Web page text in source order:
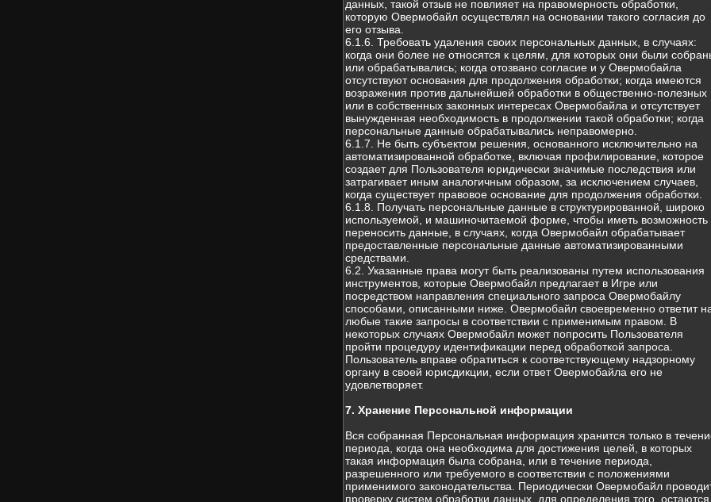
данных, такой отзыв не повлияет на правомерность обработки,
которую Овермобайл осуществлял на основании такого согласия до
его отзыва.
6.1.6. Требовать удаления своих персональных данных, в случаях:
когда они более не относятся к целям, для которых они были
или обрабатывались; когда отозвано согласие и у Овермобайла
отсутствуют основания для продолжения обработки; когда имеются
возражения против дальнейшей обработки в общественно-полезных
или в собственных законных интересах Овермобайла и отсутствует
вынужденная необходимость в продолжении такой обработки; когда
персональные данные обрабатывались неправомерно.
6.1.7. Не быть субъектом решения, основанного исключительно на
автоматизированной обработке, включая профилирование, которое
создает для Пользователя юридически значимые последствия или
затрагивает иным аналогичным образом, за исключением случаев,
когда существует правовое основание для продолжения обработки.
6.1.8. Получать персональные данные в структурированной, широко
используемой, и машиночитаемой форме, чтобы иметь возможность
переносить данные, в случаях, когда Овермобайл обрабатывает
предоставленные персональные данные автоматизированными
средствами.
6.2. Указанные права могут быть реализованы путем использования
инструментов, которые Овермобайл предлагает в Игре или
посредством направления специального запроса Овермобайлу
способами, описанными ниже. Овермобайл своевременно ответит
любые такие запросы в соответствии с применимым правом. В
некоторых случаях Овермобайл может попросить Пользователя
пройти процедуру идентификации перед обработкой запроса.
Пользователь вправе обратиться к соответствующему надзорному
органу в своей юрисдикции, если ответ Овермобайла его не
удовлетворяет.
7. Хранение Персональной информации
Вся собранная Персональная информация хранится только в
периода, когда она необходима для достижения целей, в которых
такая информация была собрана, или в течение периода,
разрешенного или требуемого в соответствии с положениями
применимого законодательства. Периодически Овермобайл
проверку систем обработки данных, для определения того, остаются